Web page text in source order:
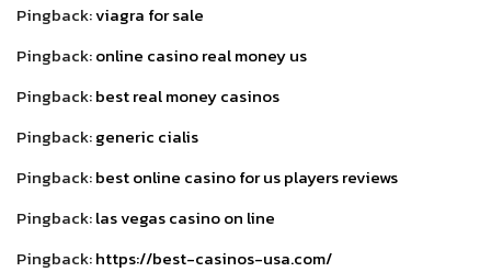
Pingback:viagra for sale
Pingback:online casino real money us
Pingback:best real money casinos
Pingback:generic cialis
Pingback:best online casino for us players reviews
Pingback:las vegas casino on line
Pingback:https://best-casinos-usa.com/